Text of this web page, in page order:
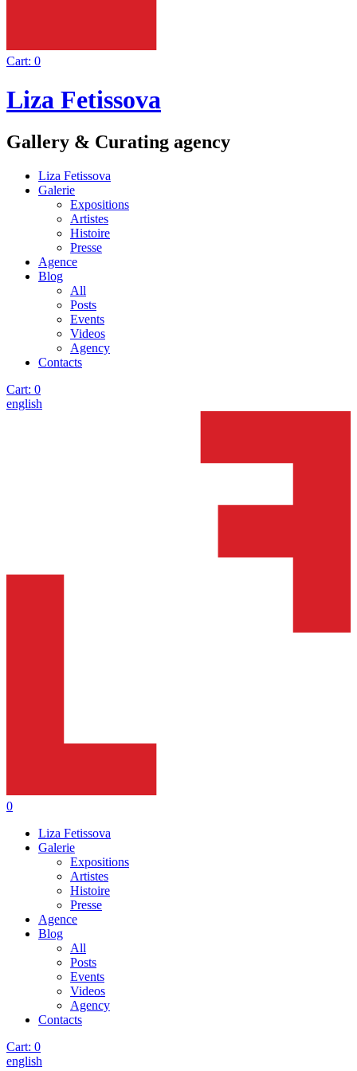
Cart: 0
Liza Fetissova
Gallery & Curating agency
Liza Fetissova
Galerie
Expositions
Artistes
Histoire
Presse
Agence
Blog
All
Posts
Events
Videos
Agency
Contacts
Cart: 0
english
0
Liza Fetissova
Galerie
Expositions
Artistes
Histoire
Presse
Agence
Blog
All
Posts
Events
Videos
Agency
Contacts
Cart: 0
english